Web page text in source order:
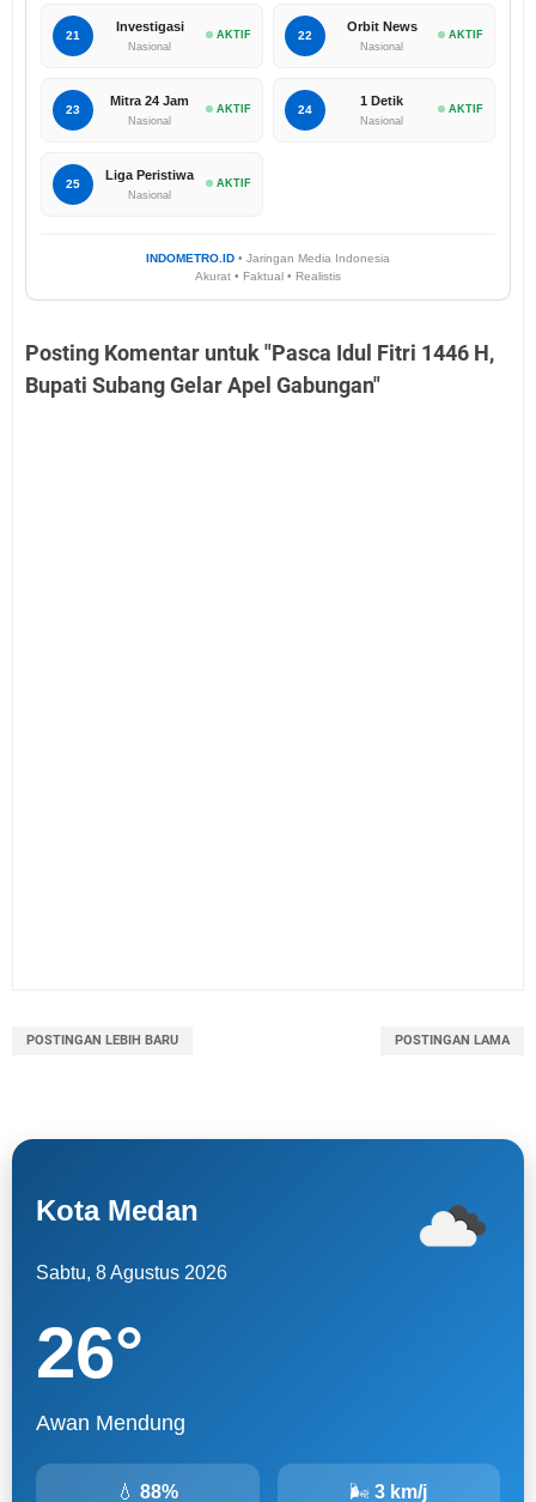
21
Investigasi
Nasional
AKTIF 22
Orbit News
Nasional
AKTIF
23
Mitra 24 Jam
Nasional
AKTIF 24
1 Detik
Nasional
AKTIF
25
Liga Peristiwa
Nasional
AKTIF
INDOMETRO.ID • Jaringan Media Indonesia
Akurat • Faktual • Realistis
Posting Komentar untuk "Pasca Idul Fitri 1446 H,
Bupati Subang Gelar Apel Gabungan"
POSTINGAN LEBIH BARU POSTINGAN LAMA
Kota Medan
Sabtu, 8 Agustus 2026
26°
Awan Mendung
💧88% 🌬3 km/j